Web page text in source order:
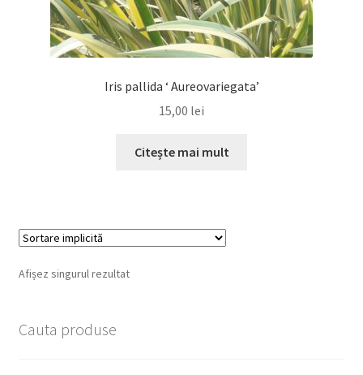
Iris pallida ‘ Aureovariegata’
15,00 lei
Citește mai mult
Afișez singurul rezultat
Cauta produse